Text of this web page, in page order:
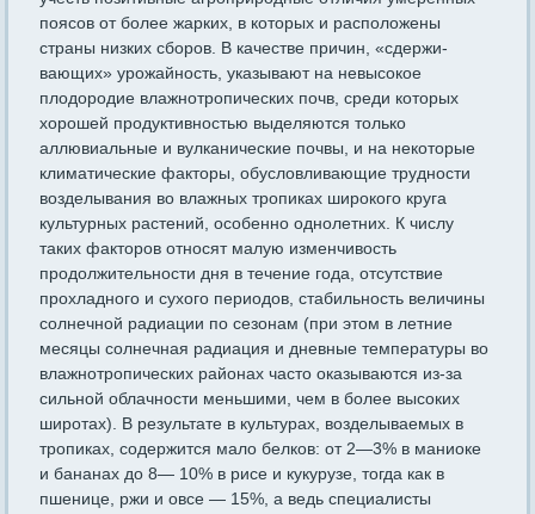
поясов от более жарких, в которых и расположены
страны низких сборов. В качестве причин, «сдержи­
вающих» урожайность, указывают на невысокое
плодородие влажнотропических почв, среди которых
хорошей продуктивностью выделяются только
аллювиальные и вулканические почвы, и на некото­рые
климатические факторы, обусловливающие трудности
возделы­вания во влажных тропиках широкого круга
культурных растений, особенно однолетних. К числу
таких факторов относят малую измен­чивость
продолжительности дня в течение года, отсутствие
прохлад­ного и сухого периодов, стабильность величины
солнечной радиа­ции по сезонам (при этом в летние
месяцы солнечная радиация и дневные температуры во
влажнотропических районах часто оказы­ваются из-за
сильной облачности меньшими, чем в более высоких
широтах). В результате в культурах, возделываемых в
тропиках, содержится мало белков: от 2—3% в маниоке
и бананах до 8— 10% в рисе и кукурузе, тогда как в
пшенице, ржи и овсе — 15%, а ведь специалисты